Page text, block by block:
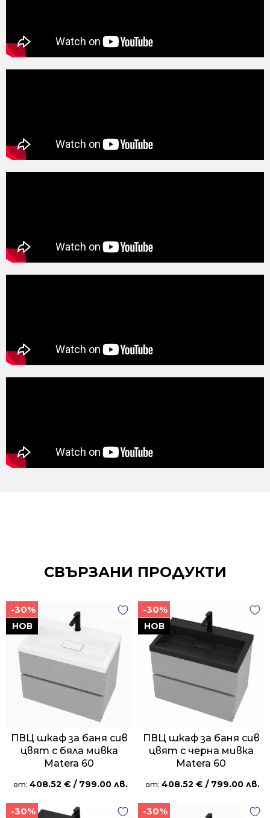
СВЪРЗАНИ ПРОДУКТИ
НОВ
-30%
ПВЦ шкаф за баня сив
цвят с бяла мивка
Matera 60
от: 408.52 € / 799.00 лв.
НОВ
-30%
ПВЦ шкаф за баня сив
цвят с черна мивка
Matera 60
от: 408.52 € / 799.00 лв.
-30% -30%